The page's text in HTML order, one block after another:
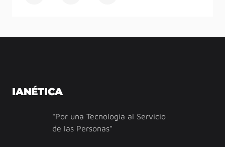
IANÉTICA
"Por una Tecnología al Servicio
de las Personas"